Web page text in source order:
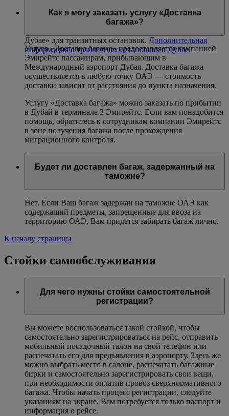
электронной почтеdih@dca.gov.ae(откроется ваш
или ознакомиться с собственными
Дубае» для транзитных остановок. Дополнительная
информация о транзитных остановках в Дубае.
Как я могу заказать услугу «Доставка
багажа»?
Услуга «Доставка багажа» предоставляется компанией
Эмирейтс пассажирам, прибывающим в
Международный аэропорт Дубая. Доставка багажа
осуществляется в любую точку ОАЭ — стоимость
доставки зависит от расстояния до пункта назначения.
Услугу «Доставка багажа» можно заказать по прибытии
в Дубай в терминале 3 Эмирейтс. Если вам понадобится
помощь, обратитесь к сотрудникам компании Эмирейтс
в зоне получения багажа после прохождения
миграционного контроля.
Будет ли доставлен багаж, задержанный на
таможне?
Нет. Если Ваш багаж задержан на таможне ОАЭ как
содержащий предметы, запрещенные для ввоза на
территорию ОАЭ, Вам придется забирать багаж лично.
К началу страницы
Стойки самообслуживания
Для чего нужны стойки самостоятельной
регистрации?
Вы можете воспользоваться такой стойкой, чтобы
самостоятельно зарегистрироваться на рейс, отправить
мобильный посадочный талон на свой телефон или
распечатать его для предъявления в аэропорту. Здесь же
можно выбрать место в салоне, распечатать багажные
бирки и самостоятельно зарегистрировать свои вещи,
при необходимости оплатив провоз сверхнормативного
багажа. Чтобы начать процесс регистрации, следуйте
указаниям на экране. Вам потребуется только паспорт и
информация о рейсе.